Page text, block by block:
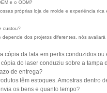
e o ODM?
próprias loja de molde e experiência rica
custou?
depende dos projetos diferentes, nós avaliará
cópia da lata em perfis conduzidos
cópia do laser conduziu sobre a
de entrega?
têm estoques. Amostras
os bens e quanto tempo?